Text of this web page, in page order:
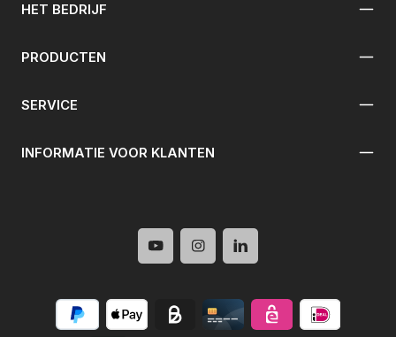
HET BEDRIJF
PRODUCTEN
SERVICE
INFORMATIE VOOR KLANTEN